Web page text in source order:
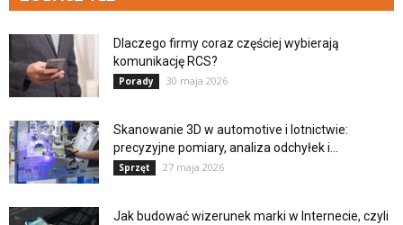
Dlaczego firmy coraz częściej wybierają
komunikację RCS?
Porady 30 maja 2026
Skanowanie 3D w automotive i lotnictwie:
precyzyjne pomiary, analiza odchyłek i...
Sprzęt 27 maja 2026
Jak budować wizerunek marki w Internecie, czyli